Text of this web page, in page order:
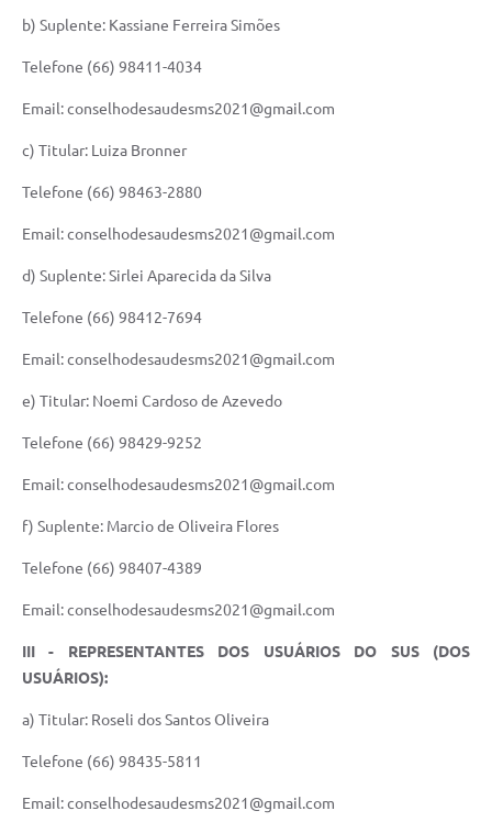
b) Suplente: Kassiane Ferreira Simões
Telefone (66) 98411-4034
Email: conselhodesaudesms2021@gmail.com
c) Titular: Luiza Bronner
Telefone (66) 98463-2880
Email: conselhodesaudesms2021@gmail.com
d) Suplente: Sirlei Aparecida da Silva
Telefone (66) 98412-7694
Email: conselhodesaudesms2021@gmail.com
e) Titular: Noemi Cardoso de Azevedo
Telefone (66) 98429-9252
Email: conselhodesaudesms2021@gmail.com
f) Suplente: Marcio de Oliveira Flores
Telefone (66) 98407-4389
Email: conselhodesaudesms2021@gmail.com
III - REPRESENTANTES DOS USUÁRIOS DO SUS (DOS
USUÁRIOS):
a) Titular: Roseli dos Santos Oliveira
Telefone (66) 98435-5811
Email: conselhodesaudesms2021@gmail.com